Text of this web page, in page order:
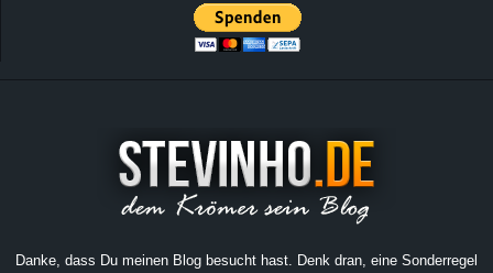
Danke, dass Du meinen Blog besucht hast. Denk dran, eine Sonderregel